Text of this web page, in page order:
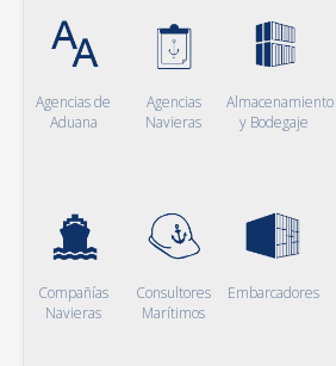
Agencias de
Aduana
Agencias
Navieras
Almacenamiento
y Bodegaje
Compañías
Navieras
Consultores
Marítimos
Embarcadores